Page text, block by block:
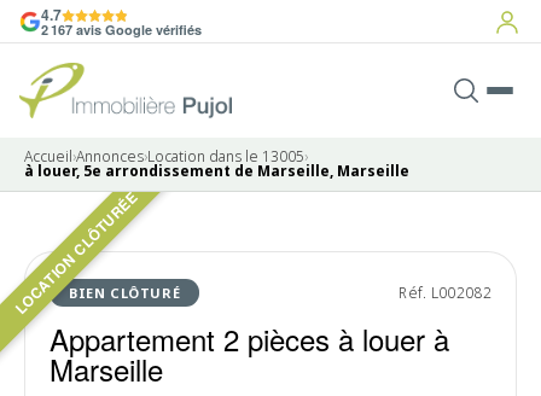
4.7
2 167 avis Google vérifiés
Accueil›Annonces›Location dans le 13005›
à louer, 5e arrondissement de Marseille, Marseille
LOCATION CLÔTURÉE
BIEN CLÔTURÉ Réf. L002082
Appartement 2 pièces à louer à
Marseille
LOUÉ
8 photos